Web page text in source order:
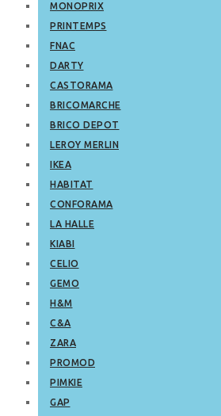
MONOPRIX
PRINTEMPS
FNAC
DARTY
CASTORAMA
BRICOMARCHE
BRICO DEPOT
LEROY MERLIN
IKEA
HABITAT
CONFORAMA
LA HALLE
KIABI
CELIO
GEMO
H&M
C&A
ZARA
PROMOD
PIMKIE
GAP